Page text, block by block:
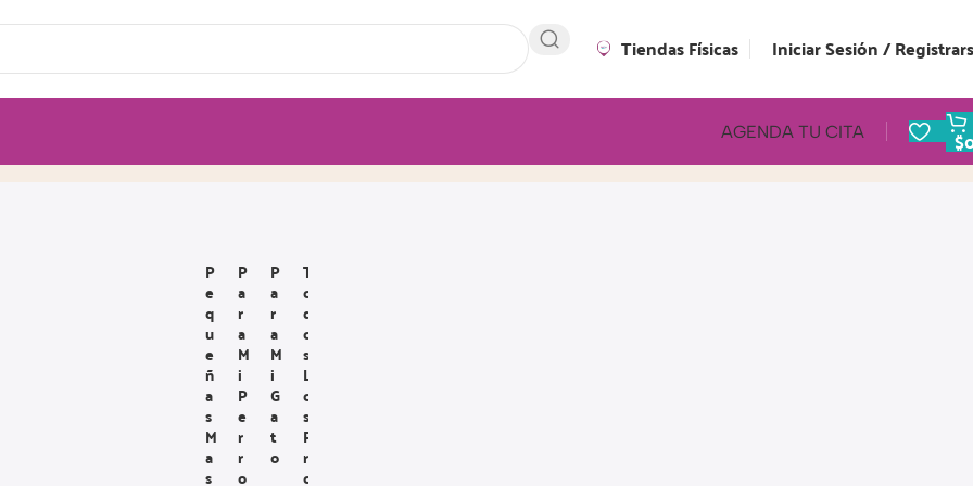
Tiendas Físicas Iniciar Sesión /
AGENDA TU CITA $
P
E
Q
U
E
Ñ
A
S
M
A
S
P
A
R
A
M
I
P
E
R
R
O
P
A
R
A
M
I
G
A
T
O
T
O
D
O
S
L
O
S
P
R
O